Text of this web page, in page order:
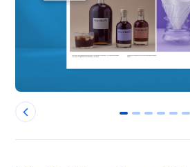
0 1 2 3 4 5